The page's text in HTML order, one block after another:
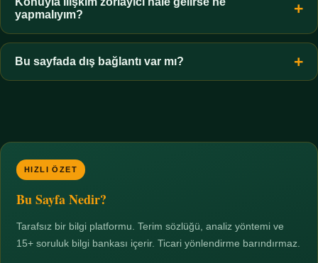
zorunluluktur.
yapmalıyım?
Zaman sınırı koyun, harcadığınız süreyi ölçün ve gerekirse
profesyonel destek alın. Türkiye'de ücretsiz danışma hatları
mevcuttur; yardım istemek güçlü bir adımdır.
Bu sayfada dış bağlantı var mı?
HIZLI ÖZET
Bu Sayfa Nedir?
Tarafsız bir bilgi platformu. Terim sözlüğü, analiz yöntemi ve
15+ soruluk bilgi bankası içerir. Ticari yönlendirme barındırmaz.